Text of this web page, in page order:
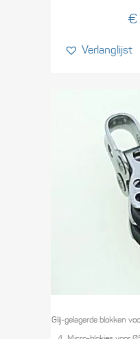
€
Verlanglijst
Glij-gelagerde blokken